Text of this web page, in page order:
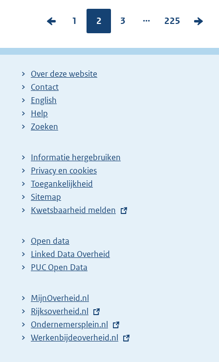
V
r
g
e
a
n
a
z
o
k
r
e
u
l
t
a
P
g
n
1 Pagina:
2
P
g
3 ...
P
g
225
V
l
Over deze website
Contact
English
Help
Zoeken
Informatie hergebruiken
Privacy en cookies
Toegankelijkheid
Sitemap
E
t
e
r
l
i
n
k
Kwetsbaarheid melden
Open data
Linked Data Overheid
PUC Open Data
MijnOverheid.nl
E
x
t
Rijksoverheid.nl
E
x
Ondernemersplein.nl
E
Werkenbijdeoverheid.nl